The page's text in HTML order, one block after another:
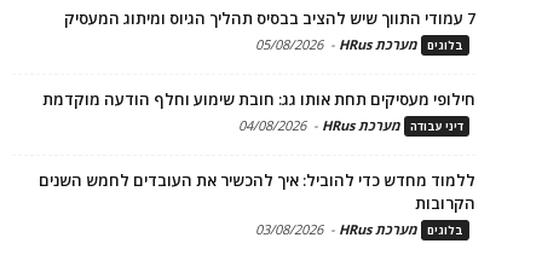
7 עמודי התווך שיש להציב בבסיס תהליך הגיוס ומיתוג המעסיק
בלוגים מערכת HRus -
05/08/2026
חילופי מעסיקים תחת אותו גג: חובת שימוע וחלף הודעה מוקדמת
דיני עבודה מערכת HRus -
04/08/2026
ללמוד מחדש כדי להוביל: איך להכשיר את העובדים לחמש השנים
הקרובות
בלוגים מערכת HRus -
03/08/2026